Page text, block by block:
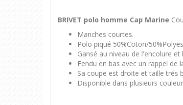
BRIVET polo homme Cap Marine
Manches courtes.
Polo piqué 50%Coton/
Gansé au niveau de l'encolure et
Fendu en bas avec un rappel de
Sa coupe est droite et taille trés
Disponible dans plusieurs